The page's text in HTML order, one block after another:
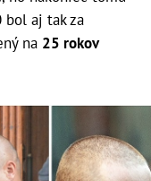
bol aj tak za
na 25 rokov